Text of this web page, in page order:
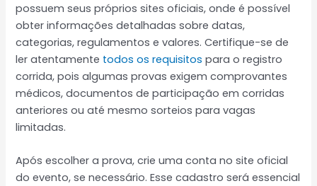
possuem seus próprios sites oficiais, onde é possível
obter informações detalhadas sobre datas,
categorias, regulamentos e valores. Certifique-se de
ler atentamente todos os requisitos para o registro
corrida, pois algumas provas exigem comprovantes
médicos, documentos de participação em corridas
anteriores ou até mesmo sorteios para vagas
limitadas.
Após escolher a prova, crie uma conta no site oficial
do evento, se necessário. Esse cadastro será essencial